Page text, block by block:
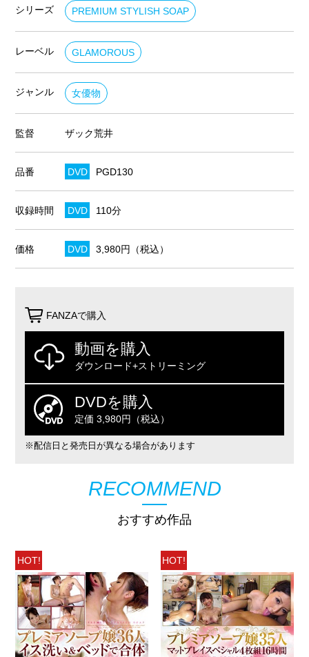
シリーズ PREMIUM STYLISH SOAP
レーベル GLAMOROUS
ジャンル 女優物
監督 ザック荒井
品番 DVD PGD130
収録時間 DVD 110分
価格 DVD 3,980円（税込）
FANZAで購入
動画を購入
ダウンロード+ストリーミング
DVDを購入
定価 3,980円（税込）
※配信日と発売日が異なる場合があります
RECOMMEND
おすすめ作品
HOT! HOT!